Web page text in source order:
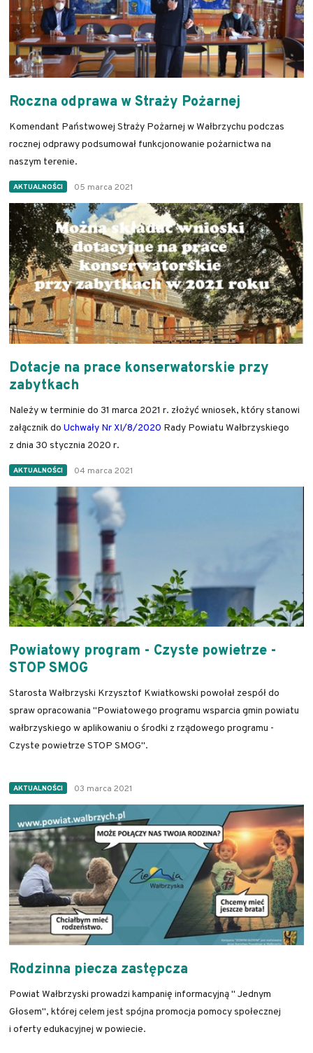
Roczna odprawa w Straży Pożarnej
Komendant Państwowej Straży Pożarnej w Wałbrzychu podczas
rocznej odprawy podsumował funkcjonowanie pożarnictwa na
naszym terenie.
AKTUALNOŚCI 05 marca 2021
Dotacje na prace konserwatorskie przy
zabytkach
Należy w terminie do 31 marca 2021 r. złożyć wniosek, który stanowi
załącznik doUchwały Nr XI/8/2020 Rady Powiatu Wałbrzyskiego
z dnia 30 stycznia 2020 r.
AKTUALNOŚCI 04 marca 2021
Powiatowy program - Czyste powietrze -
STOP SMOG
Starosta Wałbrzyski Krzysztof Kwiatkowski powołał zespół do
spraw opracowania "Powiatowego programu wsparcia gmin powiatu
wałbrzyskiego w aplikowaniu o środki z rządowego programu -
Czyste powietrze STOP SMOG".
AKTUALNOŚCI 03 marca 2021
Rodzinna piecza zastępcza
Powiat Wałbrzyski prowadzi kampanię informacyjną " Jednym
Głosem", której celem jest spójna promocja pomocy społecznej
i oferty edukacyjnej w powiecie.